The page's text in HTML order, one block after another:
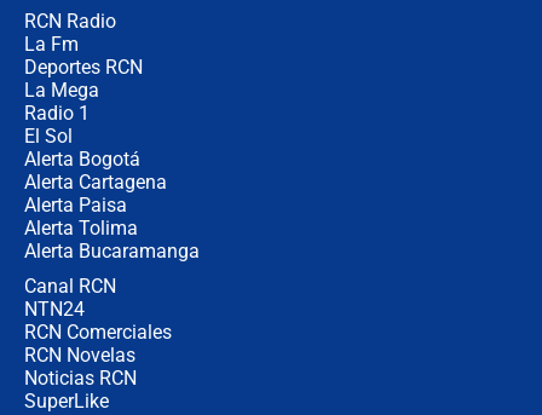
RCN Radio
La Fm
Deportes RCN
La Mega
Radio 1
El Sol
Alerta Bogotá
Alerta Cartagena
Alerta Paisa
Alerta Tolima
Alerta Bucaramanga
Canal RCN
NTN24
RCN Comerciales
RCN Novelas
Noticias RCN
SuperLike